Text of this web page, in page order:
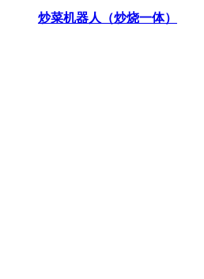
炒菜机器人（炒烧一体）